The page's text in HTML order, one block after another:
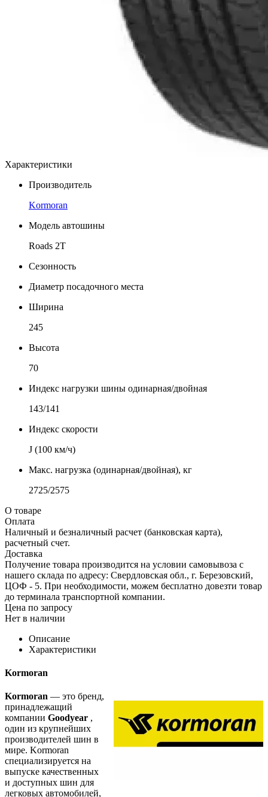
Характеристики
Производитель
Kormoran
Модель автошины
Roads 2T
Сезонность
Диаметр посадочного места
Ширина
245
Высота
70
Индекс нагрузки шины одинарная/двойная
143/141
Индекс скорости
J (100 км/ч)
Макс. нагрузка (одинарная/двойная), кг
2725/2575
О товаре
Оплата
Наличный и безналичный расчет (банковская карта),
расчетный счет.
Доставка
Получение товара производится на условии самовывоза с
нашего склада по адресу: Свердловская обл., г. Березовский,
ЦОФ - 5. При необходимости, можем бесплатно довезти товар
до терминала транспортной компании.
Цена по запросу
Нет в наличии
Описание
Характеристики
Kormoran
Kormoran — это бренд,
принадлежащий
компании Goodyear ,
один из крупнейших
производителей шин в
мире. Kormoran
специализируется на
выпуске качественных
и доступных шин для
легковых автомобилей,